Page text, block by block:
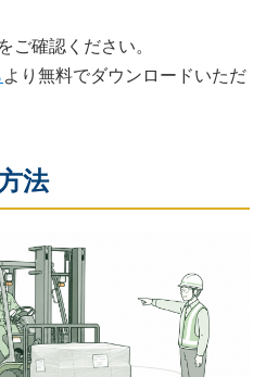
をご確認ください。
より無料でダウンロードいただ
法